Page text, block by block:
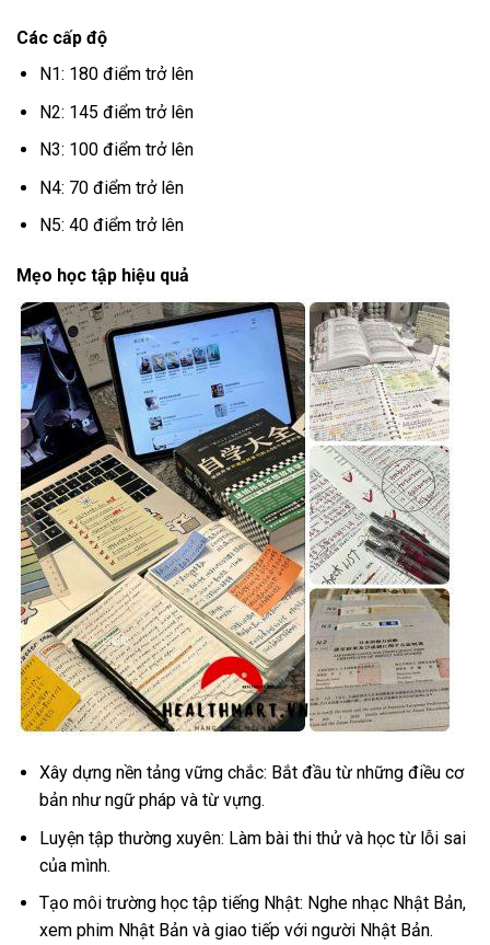
Các cấp độ
N1: 180 điểm trở lên
N2: 145 điểm trở lên
N3: 100 điểm trở lên
N4: 70 điểm trở lên
N5: 40 điểm trở lên
Mẹo học tập hiệu quả
Xây dựng nền tảng vững chắc: Bắt đầu từ những điều cơ
bản như ngữ pháp và từ vựng.
Luyện tập thường xuyên: Làm bài thi thử và học từ lỗi sai
của mình.
Tạo môi trường học tập tiếng Nhật: Nghe nhạc Nhật Bản,
xem phim Nhật Bản và giao tiếp với người Nhật Bản.